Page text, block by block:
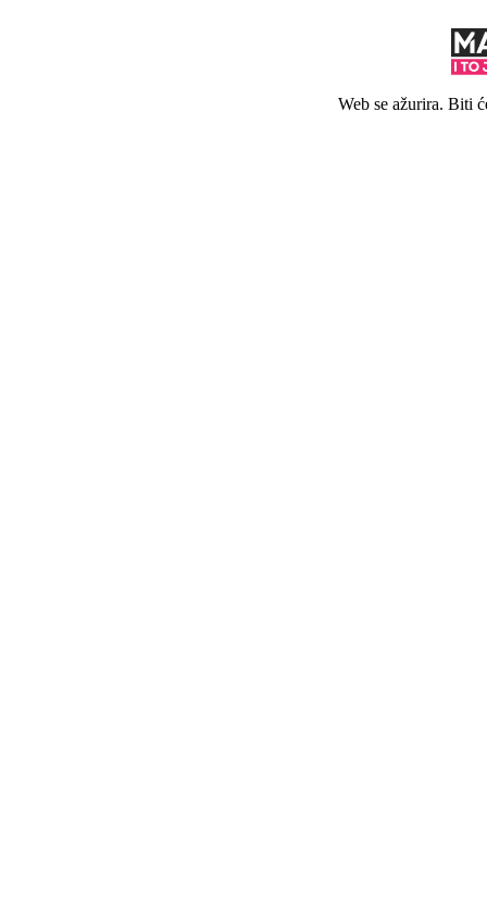
Web se ažurira. Biti